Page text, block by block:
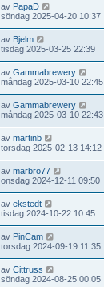
av PapaD
söndag 2025-04-20 10:37
av Bjelm
tisdag 2025-03-25 22:39
av Gammabrewery
måndag 2025-03-10 22:45
av Gammabrewery
måndag 2025-03-10 22:43
av martinb
torsdag 2025-02-13 14:12
av marbro77
onsdag 2024-12-11 09:50
av ekstedt
tisdag 2024-10-22 10:45
av PinCam
torsdag 2024-09-19 11:35
av Cittruss
söndag 2024-08-25 00:05